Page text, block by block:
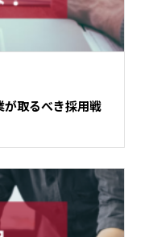
取るべき採用戦